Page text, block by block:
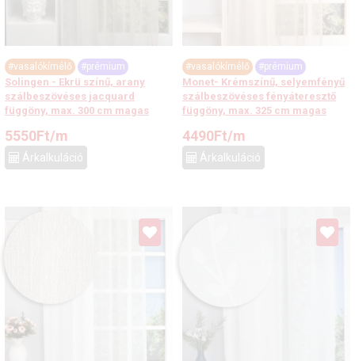
#vasalókímélő #prémium
Solingen - Ekrü színű, arany
szálbeszövéses jacquard
függöny, max. 300 cm magas
5550Ft/m
Árkalkuláció
#vasalókímélő #prémium
Monet- Krémszínű, selyemfényű
szálbeszövéses fényáteresztő
függöny, max. 325 cm magas
4490Ft/m
Árkalkuláció